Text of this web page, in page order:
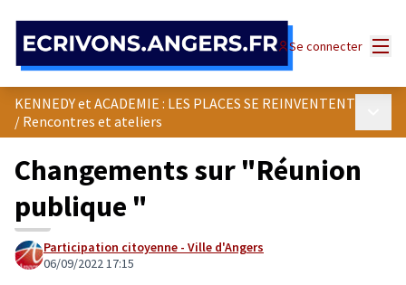
Se connecter
KENNEDY et ACADEMIE : LES PLACES SE REINVENTENT
/ Rencontres et ateliers
Changements sur "Réunion
publique "
Participation citoyenne - Ville d'Angers
06/09/2022 17:15